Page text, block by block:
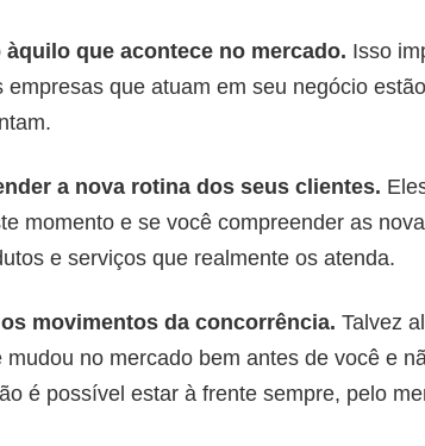
àquilo que acontece no mercado. Isso
empresas que atuam em seu negócio
a nova rotina dos seus clientes.
momento e se você compreender as
e serviços que realmente os atenda.
movimentos da concorrência. Talvez
mudou no mercado bem antes de você e
é possível estar à frente sempre, pelo